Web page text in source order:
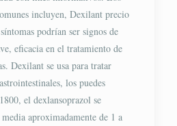
incluyen, Dexilant precio
podrían ser signos de
eficacia en el tratamiento de
Dexilant se usa para tratar
los puedes
el dexlansoprazol se
aproximadamente de 1 a